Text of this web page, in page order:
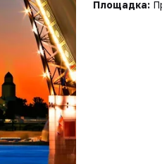
Площадка: